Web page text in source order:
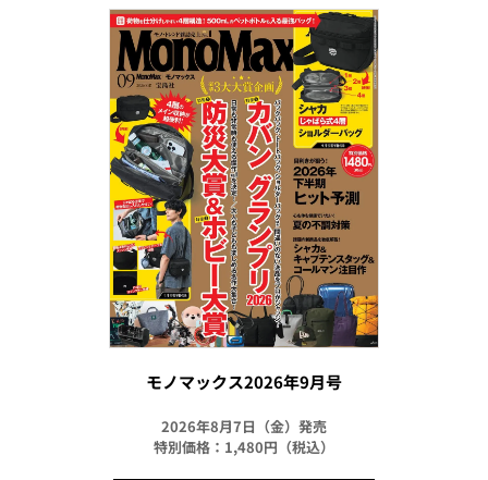
モノマックス2026年9月号
2026年8月7日（金）発売
特別価格：1,480円（税込）